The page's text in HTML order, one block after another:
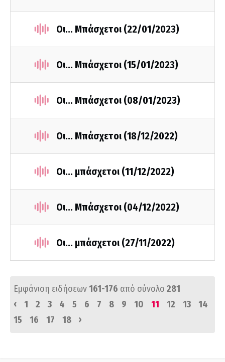
Οι... Μπάσχετοι (22/01/2023)
Οι... Μπάσχετοι (15/01/2023)
Οι... Μπάσχετοι (08/01/2023)
Οι... Μπάσχετοι (18/12/2022)
Οι... μπάσχετοι (11/12/2022)
Οι... Μπάσχετοι (04/12/2022)
Οι... μπάσχετοι (27/11/2022)
Εμφάνιση ειδήσεων161-176 από σύνολο 281
‹
1 2 3 4 5 6 7 8 9 10 11 12 13
14
15
16 17 18 ›